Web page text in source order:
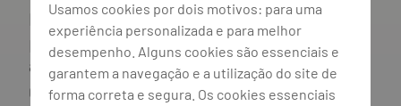
Mediador do crédito
Livro de reclamações e resolução
alternativa de litígios
Canal de irregularidades
Usamos cookies por dois motivos: para uma
experiência personalizada e para melhor
desempenho. Alguns cookies são essenciais e
garantem a navegação e a utilização do site de
forma correta e segura. Os cookies essenciais